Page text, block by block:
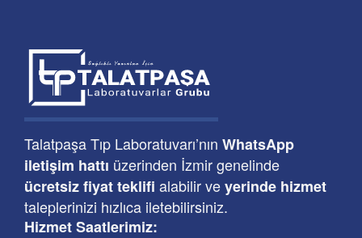
Talatpaşa Tıp Laboratuvarı’nın WhatsApp
iletişim hattı üzerinden İzmir genelinde
ücretsiz fiyat teklifi alabilir veyerinde hizmet
taleplerinizi hızlıca iletebilirsiniz.
Hizmet Saatlerimiz: